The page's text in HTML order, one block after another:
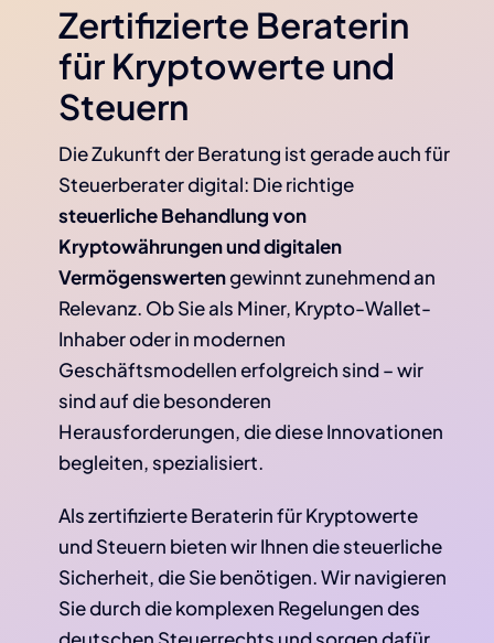
Zertifizierte Beraterin
für Kryptowerte und
Steuern
Die Zukunft der Beratung ist gerade auch für
Steuerberater digital: Die richtige
steuerliche Behandlung von
Kryptowährungen und digitalen
Vermögenswertengewinnt zunehmend an
Relevanz. Ob Sie als Miner, Krypto-Wallet-
Inhaber oder in modernen
Geschäftsmodellen erfolgreich sind – wir
sind auf die besonderen
Herausforderungen, die diese Innovationen
begleiten, spezialisiert.
Als zertifizierte Beraterin für Kryptowerte
und Steuern bieten wir Ihnen die steuerliche
Sicherheit, die Sie benötigen. Wir navigieren
Sie durch die komplexen Regelungen des
deutschen Steuerrechts und sorgen dafür,